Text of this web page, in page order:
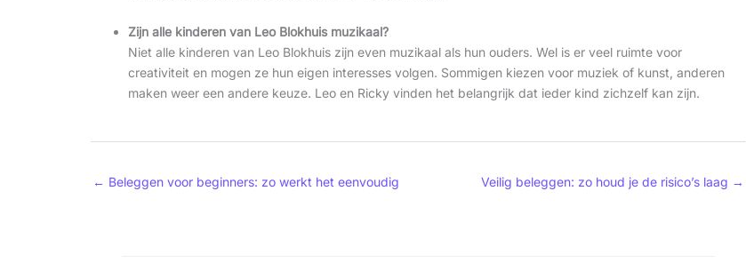
Zijn alle kinderen van Leo Blokhuis muzikaal?
Niet alle kinderen van Leo Blokhuis zijn even muzikaal als hun ouders. Wel is er veel ruimte voor
creativiteit en mogen ze hun eigen interesses volgen. Sommigen kiezen voor muziek of kunst, anderen
maken weer een andere keuze. Leo en Ricky vinden het belangrijk dat ieder kind zichzelf kan zijn.
← Beleggen voor beginners: zo werkt het eenvoudig Veilig beleggen: zo houd je de risico’s laag →